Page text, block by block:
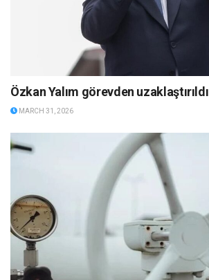
Özkan Yalım görevden uzaklaştırıldı
MARCH 31, 2026